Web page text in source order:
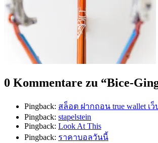
0 Kommentare zu “Bice-
Pingback: สล็อต ฝากถอน true wallet เว็
Pingback: stapelstein
Pingback: Look At This
Pingback: ราคาบอลวันนี้